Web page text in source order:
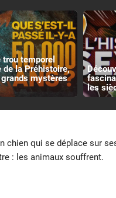
temporel
de la Préhistoire,
mystères
les
chien qui se déplace sur
: les animaux souffrent.